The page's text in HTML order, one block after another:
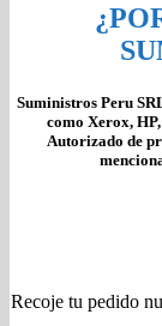
Suministros Peru
como Xerox,
Autorizado de
Recoje tu pedido